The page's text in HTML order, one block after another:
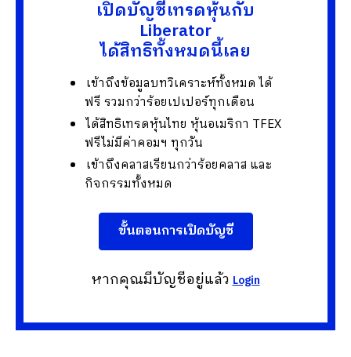
เปิดบัญชีเทรดหุ้นกับ
Liberator
ได้สิทธิทั้งหมดนี้เลย
เข้าถึงข้อมูลบทวิเคราะห์ทั้งหมด ได้
ฟรี รวมกว่าร้อยเปเปอร์ทุกเดือน
ได้สิทธิเทรดหุ้นไทย หุ้นอเมริกา TFEX
ฟรีไม่มีค่าคอมฯ ทุกวัน
เข้าถึงคลาสเรียนกว่าร้อยคลาส และ
กิจกรรมทั้งหมด
ขั้นตอนการเปิดบัญชี
หากคุณมีบัญชีอยู่แล้วLogin